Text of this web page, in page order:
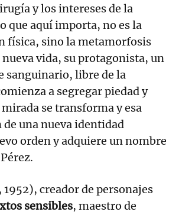
y los intereses de la
que aquí importa, no es la
física, sino la metamorfosis
vida, su protagonista, un
sanguinario, libre de la
a segregar piedad y
se transforma y esa
una nueva identidad
orden y adquiere un nombre
creador de personajes
sensibles, maestro de